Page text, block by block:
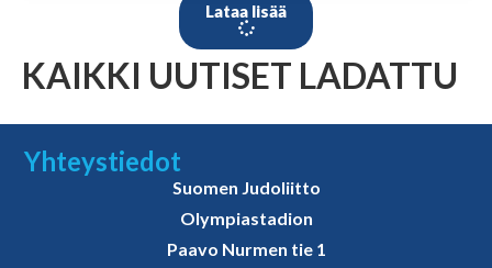
Lataa lisää
KAIKKI UUTISET LADATTU
Yhteystiedot
Suomen Judoliitto
Olympiastadion
Paavo Nurmen tie 1